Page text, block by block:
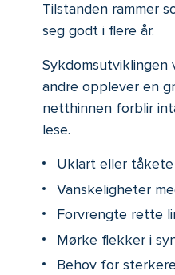
Tilstanden rammer
seg godt i flere år.
andre opplever en
netthinnen forblir
lese.
Uklart eller
Vanskeligheter
Forvrengte rette
Mørke flekker i
Behov for